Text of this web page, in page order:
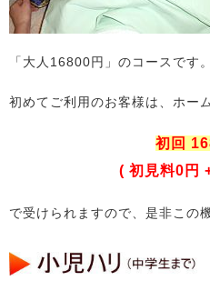
「大人16800円」のコースです。
初めてご利用のお客様は、ホー
初回
( 初見料0円
で受けられますので、是非この